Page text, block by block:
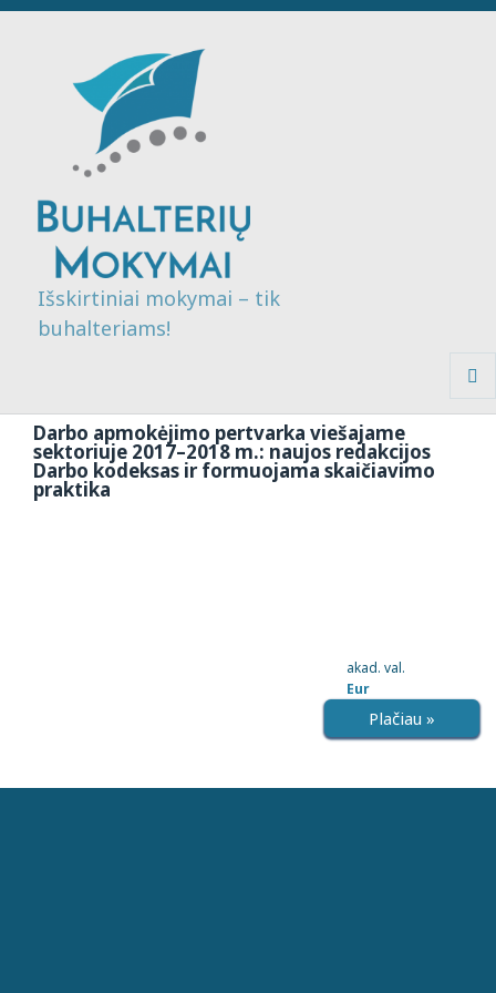
Išskirtiniai mokymai – tik
buhalteriams!
Darbo apmokėjimo pertvarka viešajame
sektoriuje 2017–2018 m.: naujos redakcijos
Darbo kodeksas ir formuojama skaičiavimo
praktika
akad. val.
Eur
Plačiau »